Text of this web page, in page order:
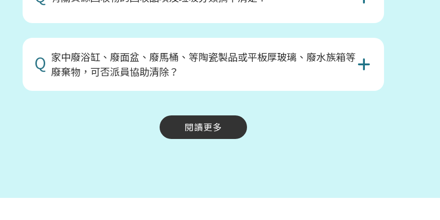
Q 家中廢浴缸、廢面盆、廢馬桶、等陶瓷製品或平板厚玻璃、廢水族箱等
廢棄物，可否派員協助清除？
閱讀更多